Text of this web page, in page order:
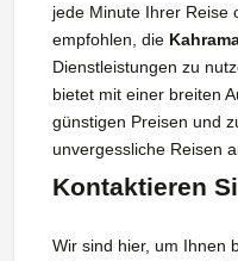
jede Minute Ihrer Reise
empfohlen, die
Dienstleistungen zu
bietet mit einer breiten
günstigen Preisen und
unvergessliche Reisen
Kontaktieren
Wir sind hier, um Ihnen